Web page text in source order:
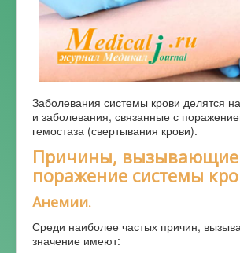
Альтернативная медицина
Форум
Заболевания системы крови делятся
и заболевания, связанные с
гемостаза (свертывания крови).
Причины, вызывающие
поражение системы
Анемии.
Среди наиболее частых причин,
значение имеют: